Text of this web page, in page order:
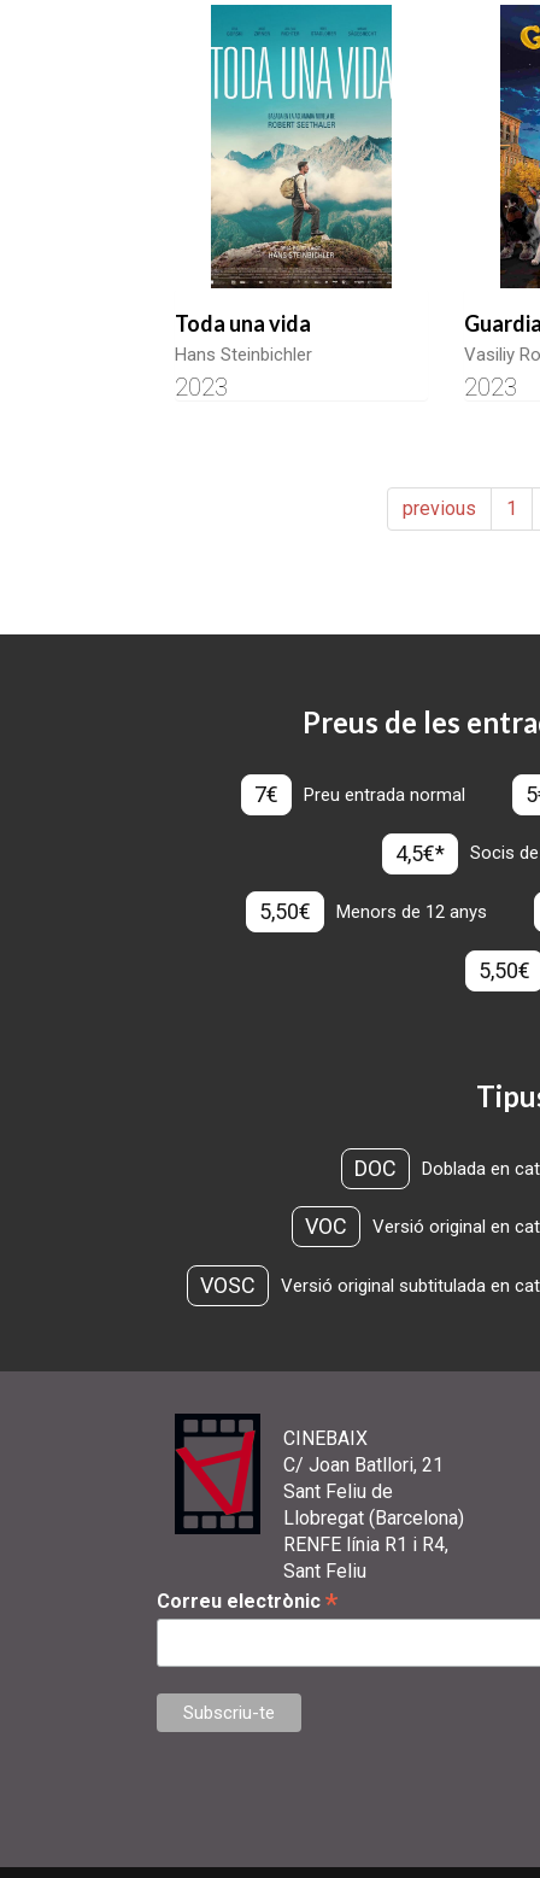
Toda una vida
Hans Steinbichler
2023
Vasiliy
2023
previous 1
Preus de les
7€ Preu entrada normal
4,5€* Socis
5,50€ Menors de 12 anys
5,50€
DOC Doblada en
VOC Versió original en
VOSC Versió original subtitulada en
CINEBAIX
C/ Joan Batllori, 21
Sant Feliu de
Llobregat (Barcelona)
RENFE línia R1 i R4,
Sant Feliu
Correu electrònic *